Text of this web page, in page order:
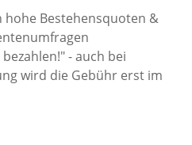
Bestehensquoten &
- auch bei
wird die Gebühr erst im